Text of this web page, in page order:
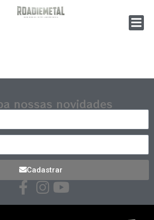
nossas novidades
Cadastrar